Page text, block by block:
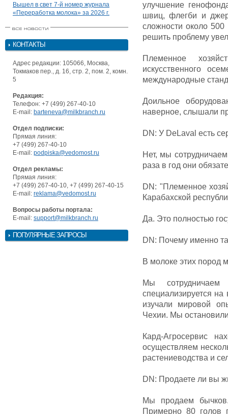
Вышел в свет 7-й номер журнала
«Переработка молока» за 2026 г.
КОНТАКТЫ
Адрес редакции: 105066, Москва,
Токмаков пер., д. 16, стр. 2, пом. 2, комн.
5
Редакция:
Телефон: +7 (499) 267-40-10
E-mail: barteneva@milkbranch.ru
Отдел подписки:
Прямая линия:
+7 (499) 267-40-10
E-mail: podpiska@vedomost.ru
Отдел рекламы:
Прямая линия:
+7 (499) 267-40-10, +7 (499) 267-40-15
E-mail: reklama@vedomost.ru
Вопросы работы портала:
E-mail: support@milkbranch.ru
ПОПУЛЯРНЫЕ ЗАПРОСЫ
улучшение
швиц, флегби и
сложности около
решить проблему
Племенное
искусственного
международные
Доильное
наверное, слышали
DN: У DeLaval есть
Нет, мы
раза в год они
DN: "Племенное
Карабахской
Да. Это полностью
DN: Почему именно
В молоке этих пород
Мы сотрудничаем
специализируется
изучали мировой
Чехии. Мы
Кард-Агросервис
осуществляем
растениеводства и
DN: Продаете ли вы
Мы продаем
Примерно 80 голов